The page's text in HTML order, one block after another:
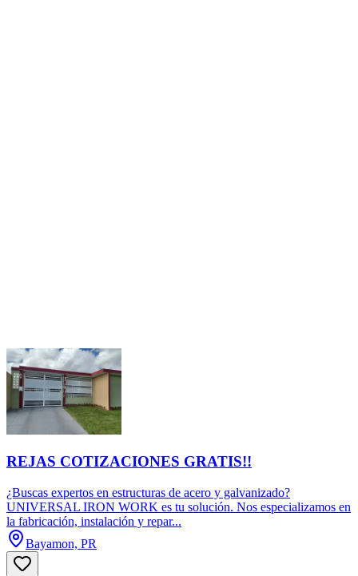
REJAS COTIZACIONES GRATIS!!
¿Buscas expertos en estructuras de acero y galvanizado?
UNIVERSAL IRON WORK es tu solución. Nos especializamos en
la fabricación, instalación y repar...
Bayamon, PR